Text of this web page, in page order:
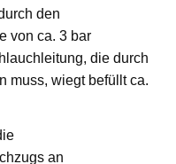
den
von ca. 3 bar
die durch
muss, wiegt befüllt ca.
an